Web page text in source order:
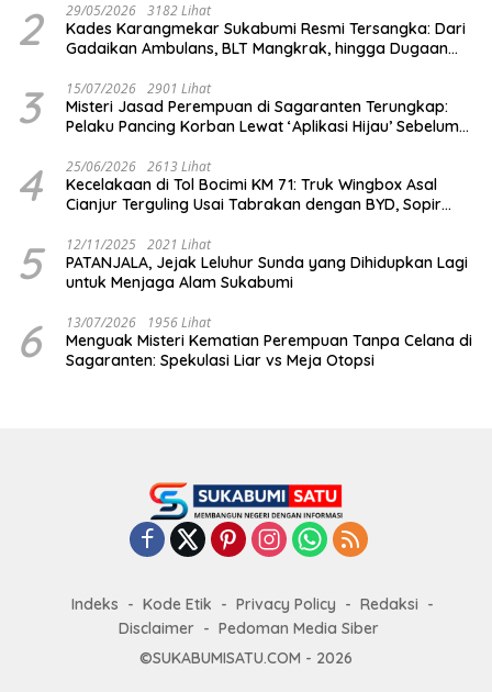
2 29/05/2026 3182 Lihat
Kades Karangmekar Sukabumi Resmi Tersangka: Dari
Gadaikan Ambulans, BLT Mangkrak, hingga Dugaan
3 15/07/2026 2901 Lihat
Misteri Jasad Perempuan di Sagaranten Terungkap:
Pelaku Pancing Korban Lewat ‘Aplikasi Hijau’ Sebelum
4 25/06/2026 2613 Lihat
Kecelakaan di Tol Bocimi KM 71: Truk Wingbox Asal
Cianjur Terguling Usai Tabrakan dengan BYD, Sopir
5 12/11/2025 2021 Lihat
PATANJALA, Jejak Leluhur Sunda yang Dihidupkan Lagi
untuk Menjaga Alam Sukabumi
6 13/07/2026 1956 Lihat
Menguak Misteri Kematian Perempuan Tanpa Celana di
Sagaranten: Spekulasi Liar vs Meja Otopsi
Indeks Kode Etik Privacy Policy
Redaksi
Disclaimer
Pedoman Media Siber
©SUKABUMISATU.COM - 2026